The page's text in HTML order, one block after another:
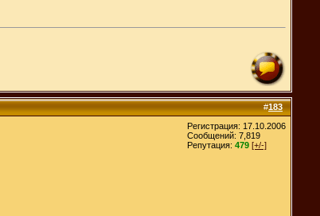
#183
Регистрация: 17.10.2006
Сообщений: 7,819
Репутация: 479 [+/-]